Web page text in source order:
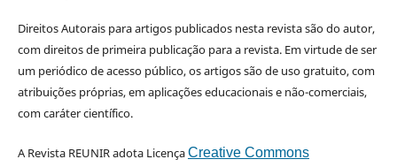
Direitos Autorais para artigos publicados nesta revista são do autor,
com direitos de primeira publicação para a revista. Em virtude de ser
um periódico de acesso público, os artigos são de uso gratuito, com
atribuições próprias, em aplicações educacionais e não-comerciais,
com caráter científico.
A Revista REUNIR adota LicençaCreative Commons